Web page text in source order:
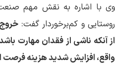
وی با اشاره به نقش مهم
روستایی و کم‌برخوردار گفت:
از آنکه ناشی از فقدان مهارت
واقع، افزایش شدید هزینه